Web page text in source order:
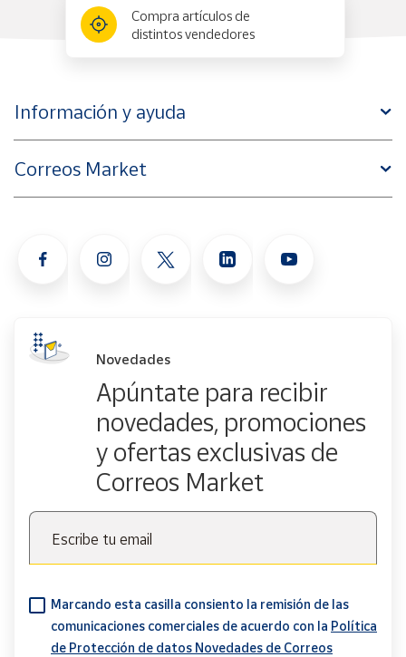
Compra artículos de
distintos vendedores
Información y ayuda
Correos Market
Novedades
Apúntate para recibir
novedades, promociones
y ofertas exclusivas de
Correos Market
Escribe tu email
Marcando esta casilla consiento la remisión de las
comunicaciones comerciales de acuerdo con la Política
de Protección de datos Novedades de Correos